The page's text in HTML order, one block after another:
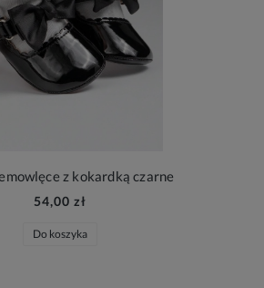
z kokardką czarne
54,00 zł
Do koszyka